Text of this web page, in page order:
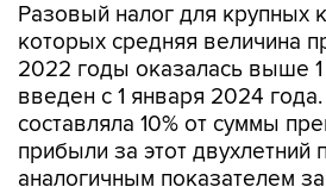
Разовый налог для крупных
которых средняя величина
2022 годы оказалась выше
введен с 1 января 2024
составляла 10% от суммы
прибыли за этот двухлетний
аналогичным показателем